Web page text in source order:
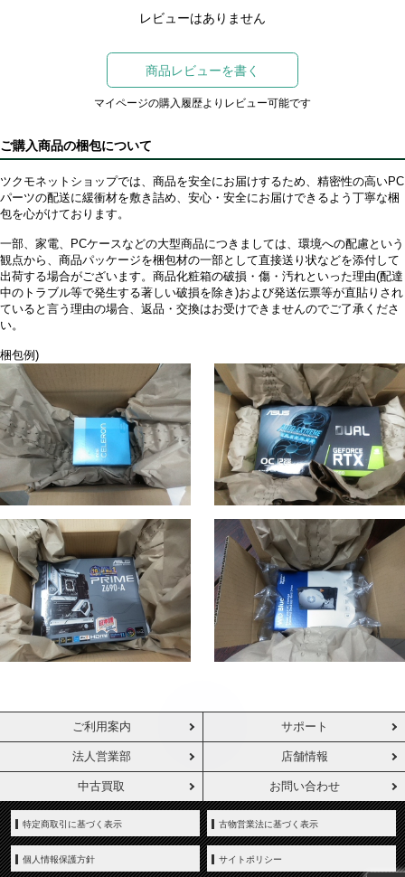
レビューはありません
商品レビューを書く
マイページの購入履歴よりレビュー可能です
ご購入商品の梱包について
ツクモネットショップでは、商品を安全にお届けするため、精密性の高いPC
パーツの配送に緩衝材を敷き詰め、安心・安全にお届けできるよう丁寧な梱
包を心がけております。
一部、家電、PCケースなどの大型商品につきましては、環境への配慮という
観点から、商品パッケージを梱包材の一部として直接送り状などを添付して
出荷する場合がございます。商品化粧箱の破損・傷・汚れといった理由(配達
中のトラブル等で発生する著しい破損を除き)および発送伝票等が直貼りされ
ていると言う理由の場合、返品・交換はお受けできませんのでご了承くださ
い。
梱包例)
ご利用案内 サポート
法人営業部 店舗情報
中古買取 お問い合わせ
特定商取引に基づく表示 古物営業法に基づく表示
個人情報保護方針 サイトポリシー